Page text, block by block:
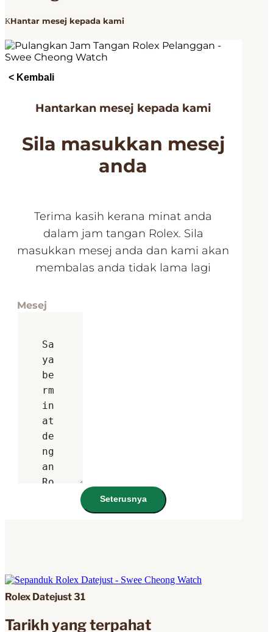
Hantar mesej kepada kami
Hantarkan mesej kepada kami
Sila masukkan mesej
anda
Terima kasih kerana minat anda
dalam jam tangan Rolex. Sila
masukkan mesej anda dan kami akan
membalas anda tidak lama lagi
Mesej
< Kembali
Seterusnya
Rolex Datejust 31
Tarikh yang terpahat